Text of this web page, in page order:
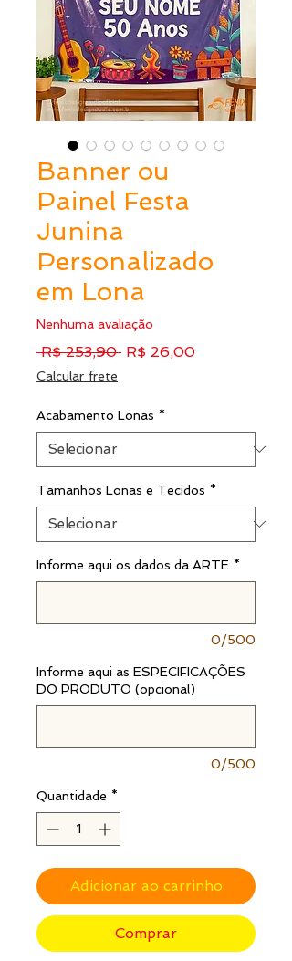
Banner ou
Painel Festa
Junina
Personalizado
em Lona
Nenhuma avaliação
R$ 253,90 Preço
R$ 26,00Preço
Calcular frete
Acabamento Lonas *
Tamanhos Lonas e Tecidos *
Informe aqui os dados da ARTE *
0/500
Informe aqui as ESPECIFICAÇÕES
DO PRODUTO (opcional)
0/500
Quantidade *
Adicionar ao carrinho
Comprar